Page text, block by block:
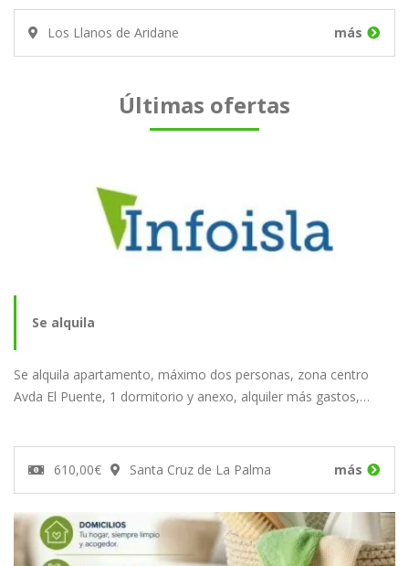
Los Llanos de Aridane más
Últimas ofertas
Se alquila
Se alquila apartamento, máximo dos personas, zona centro
Avda El Puente, 1 dormitorio y anexo, alquiler más gastos,…
610,00€ Santa Cruz de La Palma más